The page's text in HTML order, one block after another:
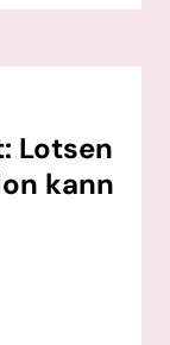
Lotsen
kann